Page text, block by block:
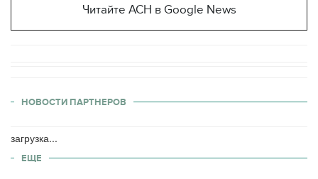
Читайте АСН в Google News
НОВОСТИ ПАРТНЕРОВ
загрузка...
ЕЩЕ